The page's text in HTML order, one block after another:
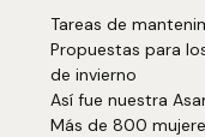
Tareas de
Propuestas para
de invierno
Así fue nuestra
Más de 800